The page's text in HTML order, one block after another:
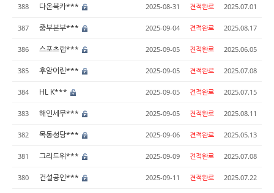
388 다온북카*** 2025-08-31 견적완료 2025.07.01
387 중부본부*** 2025-09-04 견적완료 2025.08.17
386 스포츠랩*** 2025-09-05 견적완료 2025.06.05
385 후암어린*** 2025-09-05 견적완료 2025.07.08
384 HL K*** 2025-09-05 견적완료 2025.07.15
383 해인세무*** 2025-09-05 견적완료 2025.08.11
382 목동성당*** 2025-09-06 견적완료 2025.05.13
381 그리드위*** 2025-09-09 견적완료 2025.07.08
380 건설공인*** 2025-09-11 견적완료 2025.07.22